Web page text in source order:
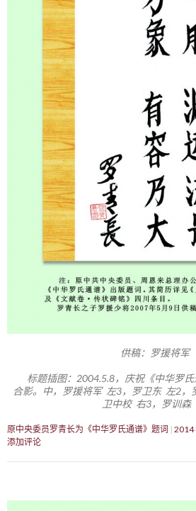
供稿：罗援将
标题插图：2004.5.8，庆祝《中华罗
合影。中，罗援将军 左3，罗卫东 左2，
卫中校 右3，罗训
原中央委员罗青长为《中华罗氏通谱》题词 2014
添加评论